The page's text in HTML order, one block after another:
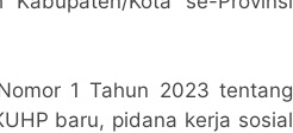
1 Tahun 2023 tentang
baru, pidana kerja sosial